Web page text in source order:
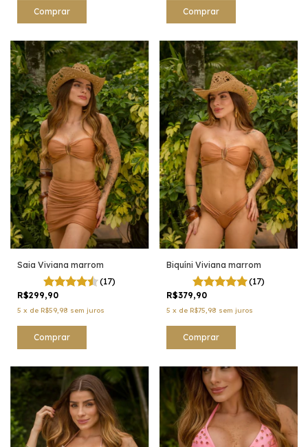
Comprar Comprar
Saia Viviana marrom
(17)
R$299,90
5 x de R$59,98 sem juros
Comprar
Biquíni Viviana marrom
(17)
R$379,90
5 x de R$75,98 sem juros
Comprar